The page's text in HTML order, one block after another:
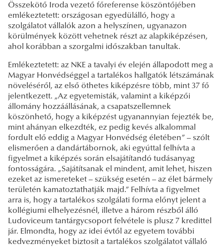
Összekötő Iroda vezető főreferense köszöntőjében
emlékeztetett: országosan egyedülálló, hogy a
szolgálatot vállalók azon a helyszínen, ugyanazon
körülmények között vehetnek részt az alapkiképzésen,
ahol korábban a szorgalmi időszakban tanultak.
Emlékeztetett: az NKE a tavalyi év elején állapodott meg a
Magyar Honvédséggel a tartalékos hallgatók létszámának
növeléséről, az első öthetes kiképzésre több, mint 37 fő
jelentkezett. „Az egyetemisták, valamint a kiképzői
állomány hozzáállásának, a csapatszellemnek
köszönhető, hogy a kiképzést ugyanannyian fejezték be,
mint ahányan elkezdték, ez pedig kevés alkalommal
fordult elő eddig a Magyar Honvédség életében” – szólt
elismerően a dandártábornok, aki egyúttal felhívta a
figyelmet a kiképzés során elsajátítandó tudásanyag
fontosságára. „Sajátítsanak el mindent, amit lehet, hiszen
ezeket az ismereteket – szükség esetén – az élet bármely
területén kamatoztathatják majd.” Felhívta a figyelmet
arra is, hogy a tartalékos szolgálati forma előnyt jelent a
kollégiumi elhelyezésnél, illetve a három részből álló
Ludoviceum tantárgycsoport felvétele is plusz 7 kredittel
jár. Elmondta, hogy az idei évtől az egyetem további
kedvezményeket biztosít a tartalékos szolgálatot vállaló